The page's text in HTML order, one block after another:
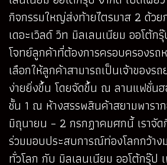
กิจกรรมใหญ่ส่งท้ายไตรมาส 2 ด้วย
เดอะเวิลด์ วิท มิลเลนเนียม ออโต้
โจทย์ลูกค้าที่ต้องการครอบครองรถ
เลือกให้ลูกค้าสามารถเป็นเจ้าของร
ง่ายยิ่งขึ้น โดยจัดขึ้น ณ ลานแฟชั่น
ชั้น 1 ณ ห้างสรรพสินค้าสยามพารา
มิถุนายน – 2 กรกฏาคมศกนี้ เราจั
ร่วมมอบประสบการณ์ท่องโลกกว้าง
ทั่วโลก กับ มิลเลนเนียม ออโต้กรุ๊ป